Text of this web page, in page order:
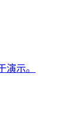
演示。